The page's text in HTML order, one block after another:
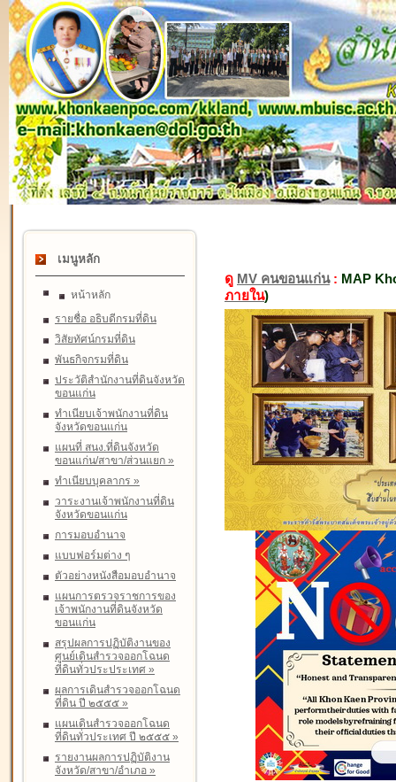
เมนูหลัก
หน้าหลัก
รายชื่อ อธิบดีกรมที่ดิน
วิสัยทัศน์กรมที่ดิน
พันธกิจกรมที่ดิน
ประวัติสำนักงานที่ดินจังหวัด
ขอนแก่น
ทำเนียบเจ้าพนักงานที่ดิน
จังหวัดขอนแก่น
แผนที่ สนง.ที่ดินจังหวัด
ขอนแก่น/สาขา/ส่วนแยก »
ทำเนียบบุคลากร »
วาระงานเจ้าพนักงานที่ดิน
จังหวัดขอนแก่น
การมอบอำนาจ
แบบฟอร์มต่าง ๆ
ตัวอย่างหนังสือมอบอำนาจ
แผนการตรวจราชการของ
เจ้าพนักงานที่ดินจังหวัด
ขอนแก่น
สรุปผลการปฏิบัติงานของ
ศูนย์เดินสำรวจออกโฉนด
ที่ดินทั่วประประเทศ »
ผลการเดินสำรวจออกโฉนด
ที่ดิน ปี ๒๕๕๕ »
แผนเดินสำรวจออกโฉนด
ที่ดินทั่วประเทศ ปี ๒๕๕๕ »
รายงานผลการปฏิบัติงาน
จังหวัด/สาขา/อำเภอ »
ดู MV คนขอนแก่น: MAP
ภายใน)